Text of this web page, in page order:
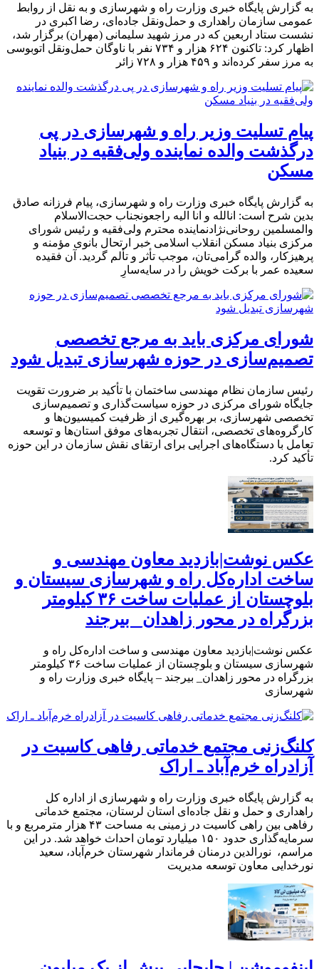
به گزارش پایگاه خبری وزارت راه و شهرسازی و به نقل از روابط
عمومی سازمان راهداری و حمل‌ونقل جاده‌ای، رضا اکبری در
نشست ستاد اربعین که در مرز شهید سلیمانی (مهران) برگزار شد،
اظهار کرد: تاکنون ۶۲۴ هزار و ۷۳۴ نفر با ناوگان حمل‌ونقل اتوبوسی
به مرز سفر کرده‌اند و ۴۵۹ هزار و ۷۲۸ زائر
پیام تسلیت وزیر راه و شهرسازی در پی
درگذشت والده نماینده ولی‌فقیه در بنیاد
مسکن
به گزارش پایگاه خبری وزارت راه و شهرسازی، پیام فرزانه صادق
بدین شرح است: انالله و انا الیه راجعونجناب حجت‌الاسلام
والمسلمین روحانی‌نژادنماینده محترم ولی‌فقیه و رئیس شورای
مرکزی بنیاد مسکن انقلاب اسلامی خبر ارتحال بانوی مؤمنه و
پرهیزکار، والده گرامی‌تان، موجب تأثر و تألم گردید. آن فقیده
سعیده عمر با برکت خویش را در سایه‌سارِ
شورای مرکزی باید به مرجع تخصصی
تصمیم‌سازی در حوزه شهرسازی تبدیل شود
رئیس سازمان نظام مهندسی ساختمان با تأکید بر ضرورت تقویت
جایگاه شورای مرکزی در حوزه سیاست‌گذاری و تصمیم‌سازی
تخصصی شهرسازی، بر بهره‌گیری از ظرفیت کمیسیون‌ها و
کارگروه‌های تخصصی، انتقال تجربه‌های موفق استان‌ها و توسعه
تعامل با دستگاه‌های اجرایی برای ارتقای نقش سازمان در این حوزه
تأکید کرد.
عکس نوشت|بازدید معاون مهندسی و
ساخت اداره‌کل راه و شهرسازی سیستان و
بلوچستان از عملیات ساخت ۳۶ کیلومتر
بزرگراه در محور زاهدان_ بیرجند
عکس نوشت|بازدید معاون مهندسی و ساخت اداره‌کل راه و
شهرسازی سیستان و بلوچستان از عملیات ساخت ۳۶ کیلومتر
بزرگراه در محور زاهدان_ بیرجند – پایگاه خبری وزارت راه و
شهرسازی
کلنگ‌زنی مجتمع خدماتی رفاهی کاسیت در
آزادراه خرم‌آباد ـ اراک
به گزارش پایگاه خبری وزارت راه و شهرسازی از اداره کل
راهداری و حمل و نقل جاده‌ای استان لرستان، مجتمع خدماتی
رفاهی بین راهی کاسیت در زمینی به مساحت ۴۳ هزار مترمربع و با
سرمایه‌گذاری حدود ۱۵۰ میلیارد تومان احداث خواهد شد. در این
مراسم، نورالدین درمنان فرماندار شهرستان خرم‌آباد، سعید
نورخدایی معاون توسعه مدیریت